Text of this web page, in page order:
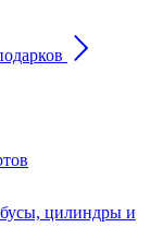
цилиндры и